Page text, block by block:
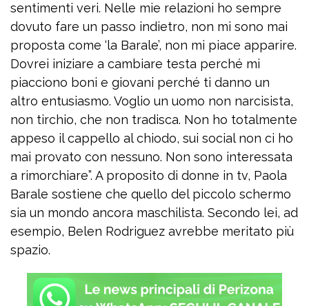
sentimenti veri. Nelle mie relazioni ho sempre
dovuto fare un passo indietro, non mi sono mai
proposta come ‘la Barale’, non mi piace apparire.
Dovrei iniziare a cambiare testa perché mi
piacciono boni e giovani perché ti danno un
altro entusiasmo. Voglio un uomo non narcisista,
non tirchio, che non tradisca. Non ho totalmente
appeso il cappello al chiodo, sui social non ci ho
mai provato con nessuno. Non sono interessata
a rimorchiare”. A proposito di donne in tv, Paola
Barale sostiene che quello del piccolo schermo
sia un mondo ancora maschilista. Secondo lei, ad
esempio, Belen Rodriguez avrebbe meritato più
spazio.